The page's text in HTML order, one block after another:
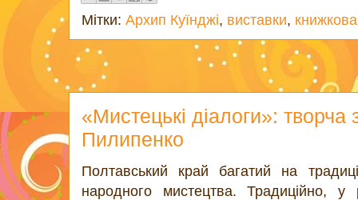
Мітки: Архип Куїнджі, виставки,
«Мистецькі діалоги»: творча
Пилипенко
Полтавський край багатий на
народного мистецтва. Традиційно,